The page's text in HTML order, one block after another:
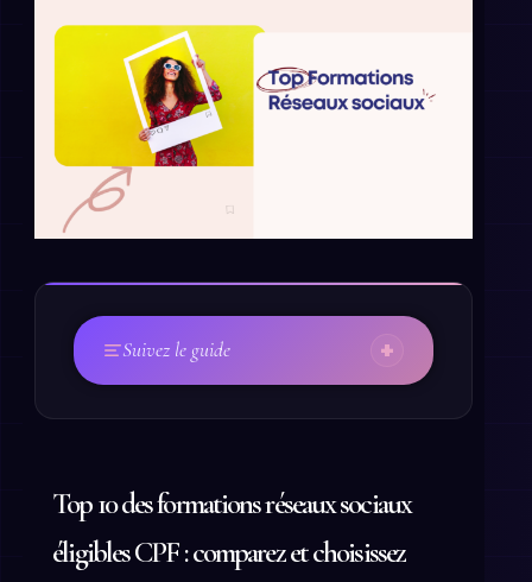
Suivez le guide +
Top 10 des formations réseaux sociaux
éligibles CPF : comparez et choisissez